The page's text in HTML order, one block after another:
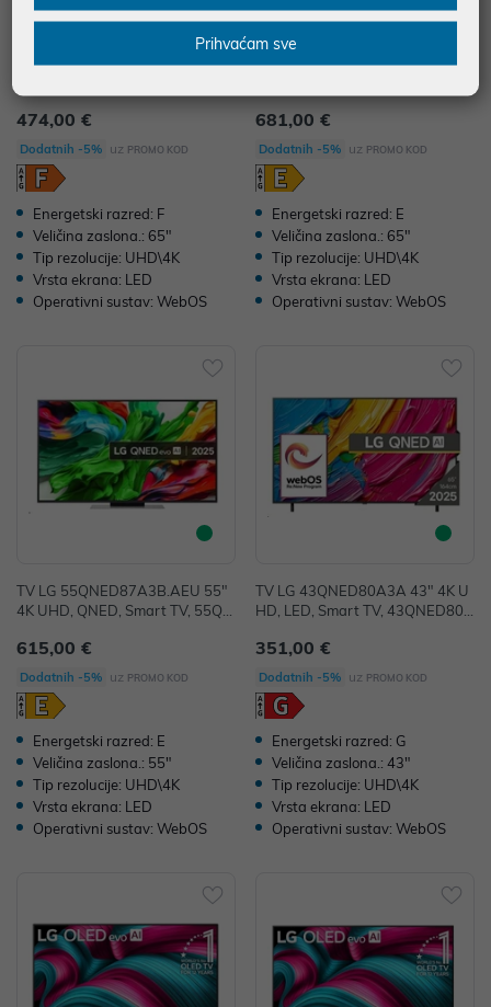
TV LG 65UA73003LA 65" 4K UH
A
474,00 €
Dodatnih -5% uz PROMO KOD
Energetski razred: F
Veličina zaslona.: 65"
Tip rezolucije: UHD\4K
Vrsta ekrana: LED
Operativni sustav: WebOS
TV LG 65QNED84A3C.AEU 65"
ED84A3C.AEU
681,00 €
Dodatnih -5% uz PROMO KOD
Energetski razred: E
Veličina zaslona.: 65"
Tip rezolucije: UHD\4K
Vrsta ekrana: LED
Operativni sustav: WebOS
TV LG 55QNED87A3B.AEU 55"
4K UHD, QNED, Smart TV, 55QN
615,00 €
Dodatnih -5% uz PROMO KOD
Energetski razred: E
Veličina zaslona.: 55"
Tip rezolucije: UHD\4K
Vrsta ekrana: LED
Operativni sustav: WebOS
TV LG 43QNED80A3A 43" 4K U
HD, LED, Smart TV, 43QNED80A
351,00 €
Dodatnih -5% uz PROMO KOD
Energetski razred: G
Veličina zaslona.: 43"
Tip rezolucije: UHD\4K
Vrsta ekrana: LED
Operativni sustav: WebOS
Prihvaćam sve